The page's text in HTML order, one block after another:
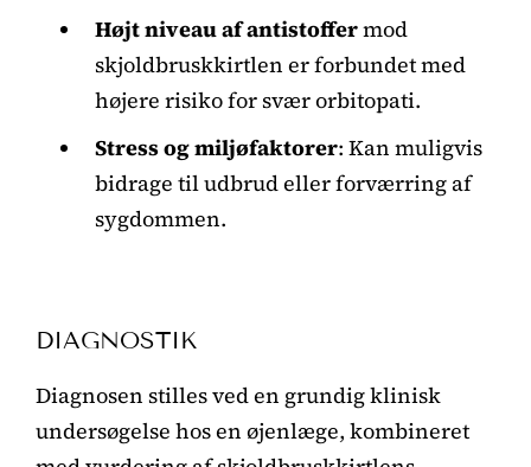
Højt niveau af antistoffermod
skjoldbruskkirtlen er forbundet med
højere risiko for svær orbitopati.
Stress og miljøfaktorer: Kan muligvis
bidrage til udbrud eller forværring af
sygdommen.
DIAGNOSTIK
Diagnosen stilles ved en grundig klinisk
undersøgelse hos en øjenlæge, kombineret